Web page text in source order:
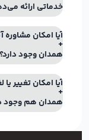
خدماتی ارائه
آیا امکان مشاوره
همدان وجود دارد؟
آیا امکان تغییر
همدان هم وجود